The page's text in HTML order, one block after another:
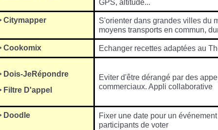
GPS, altitude...
Citymapper
S'orienter dans grandes villes du
moyens transports en commun,
Cookomix Echanger recettes adaptées au
Dois-JeRépondre
Filtre D'appel
Eviter d'être dérangé par des
commerciaux. Appli collaborative
Doodle
Fixer une date pour un
participants de voter